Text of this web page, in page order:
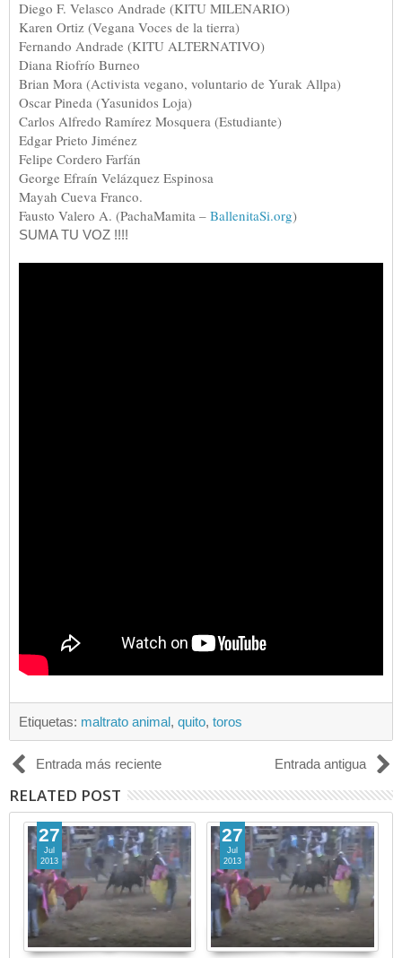
Diego F. Velasco Andrade (KITU MILENARIO)
Karen Ortiz (Vegana Voces de la tierra)
Fernando Andrade (KITU ALTERNATIVO)
Diana Riofrío Burneo
Brian Mora (Activista vegano, voluntario de Yurak Allpa)
Oscar Pineda (Yasunidos Loja)
Carlos Alfredo Ramírez Mosquera (Estudiante)
Edgar Prieto Jiménez
Felipe Cordero Farfán
George Efraín Velázquez Espinosa
Mayah Cueva Franco.
Fausto Valero A. (PachaMamita – BallenitaSi.org)
SUMA TU VOZ !!!!
Etiquetas: maltrato animal, quito, toros
Entrada más reciente Entrada antigua
RELATED POST
27
Jul
2013
27
Jul
2013